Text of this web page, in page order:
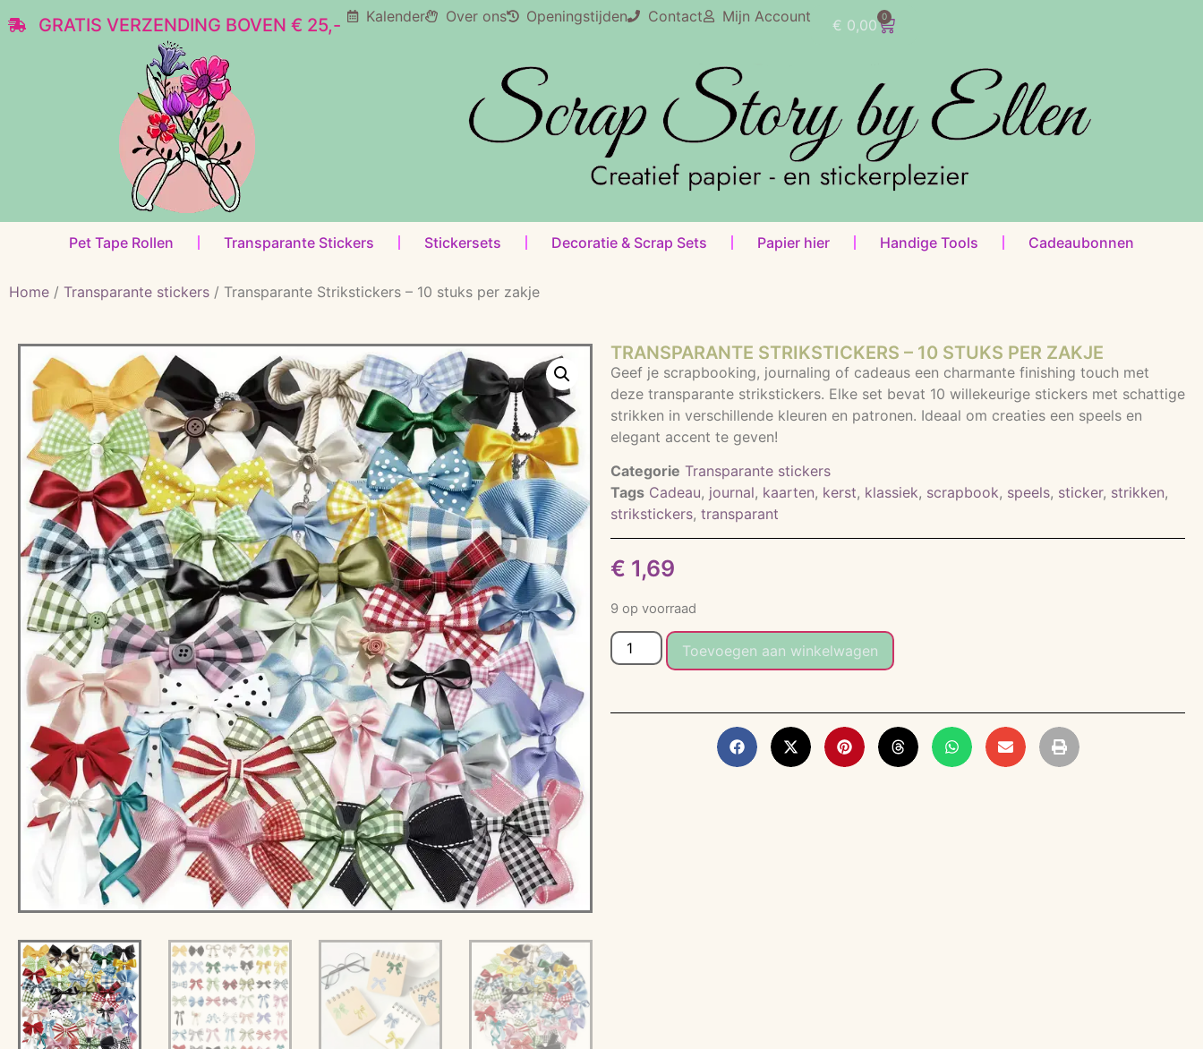
GRATIS VERZENDING BOVEN € 25,- Kalender Over ons Openingstijden Contact Mijn Account € 0,00 0
Pet Tape Rollen Transparante Stickers Stickersets Decoratie & Scrap Sets Papier hier Handige Tools Cadeaubonnen
Home / Transparante stickers / Transparante Strikstickers – 10 stuks per zakje
TRANSPARANTE STRIKSTICKERS – 10 STUKS PER ZAKJE
Geef je scrapbooking, journaling of cadeaus een charmante finishing touch met
deze transparante strikstickers. Elke set bevat 10 willekeurige stickers met schattige
strikken in verschillende kleuren en patronen. Ideaal om creaties een speels en
elegant accent te geven!
Categorie Transparante stickers
Tags Cadeau, journal, kaarten, kerst, klassiek, scrapbook, speels, sticker, strikken,
strikstickers, transparant
€ 1,69
9 op voorraad
Toevoegen aan winkelwagen